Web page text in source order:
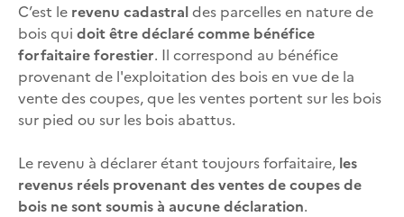
C’est le revenu cadastraldes parcelles en nature de
bois qui doit être déclaré comme bénéfice
forfaitaire forestier. Il correspond au bénéfice
provenant de l'exploitation des bois en vue de la
vente des coupes, que les ventes portent sur les bois
sur pied ou sur les bois abattus.
Le revenu à déclarer étant toujours forfaitaire, les
revenus réels provenant des ventes de coupes de
bois ne sont soumis à aucune déclaration.